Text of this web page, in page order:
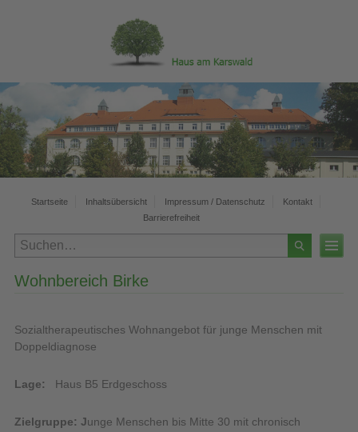
Startseite Inhaltsübersicht Impressum / Datenschutz
Kontakt
Barrierefreiheit
Wohnbereich Birke
Sozialtherapeutisches Wohnangebot für junge Menschen mit
Doppeldiagnose
Lage: Haus B5 Erdgeschoss
Zielgruppe: Junge Menschen bis Mitte 30 mit chronisch